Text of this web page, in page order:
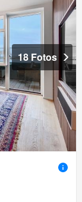
18 Fotos